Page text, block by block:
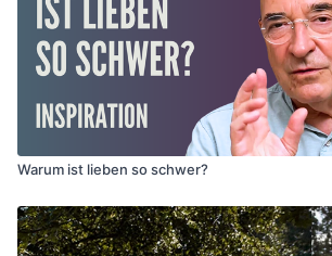
Warum ist lieben so schwer?